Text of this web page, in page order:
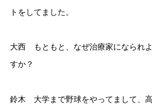
トをしてました。
大西 もともと、なぜ治療家になられ
すか？
鈴木 大学まで野球をやってまして、